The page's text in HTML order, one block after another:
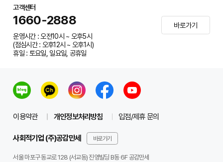
고객센터
1660-2888
운영시간 : 오전10시 ~ 오후5시
(점심시간 : 오후12시 ~ 오후1시)
휴일 : 토요일, 일요일, 공휴일
바로가기
이용약관 개인정보처리방침 입점/제휴 문의
사회적기업 (주)공감만세 바로가기
서울 마포구 동교로 128 (서교동) 진영빌딩 B동 6F 공감만세